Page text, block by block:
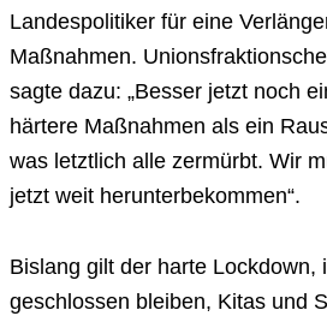
Landespolitiker für eine
Maßnahmen.
sagte dazu: „Besser jetzt noch
härtere Maßnahmen als ein
was letztlich alle zermürbt. Wir
jetzt weit herunterbekommen“.
Bislang gilt der harte Lockdown,
geschlossen bleiben, Kitas und